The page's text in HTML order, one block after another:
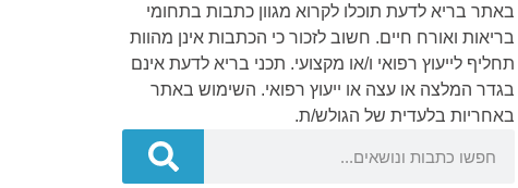
באתר בריא לדעת תוכלו לקרוא מגוון כתבות בתחומי
בריאות ואורח חיים. חשוב לזכור כי הכתבות אינן מהוות
תחליף לייעוץ רפואי ו/או מקצועי. תכני בריא לדעת אינם
בגדר המלצה או עצה או ייעוץ רפואי. השימוש באתר
באחריות בלעדית של הגולש/ת.